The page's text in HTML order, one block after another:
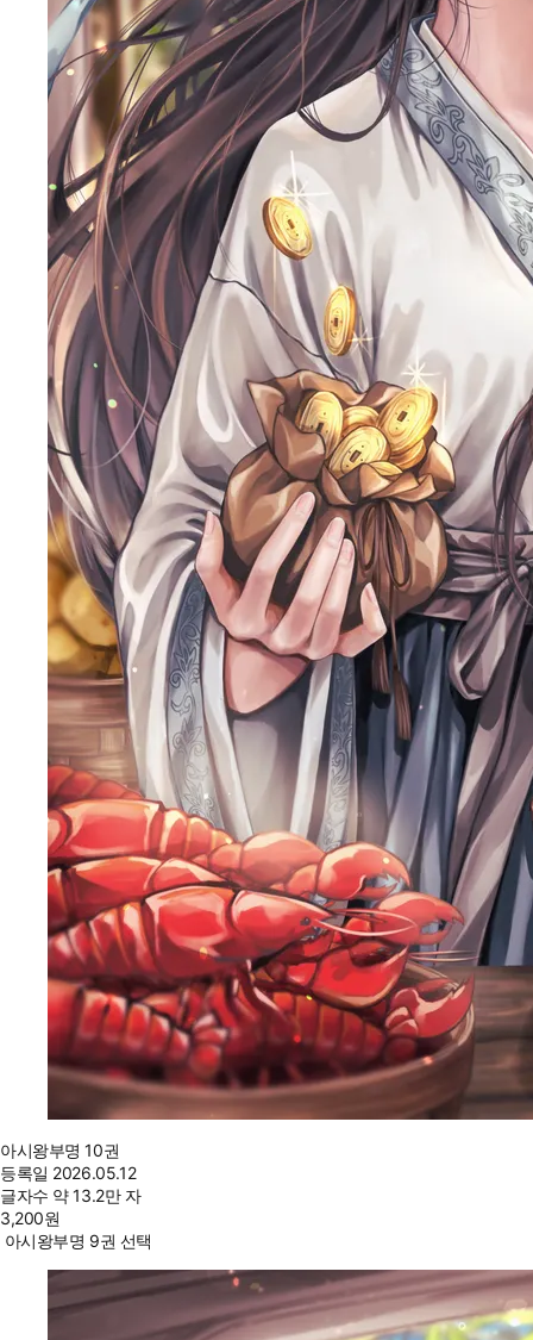
아시왕부명 10권
등록일 2026.05.12
글자수 약 13.2만 자
3,200원
아시왕부명 9권 선택